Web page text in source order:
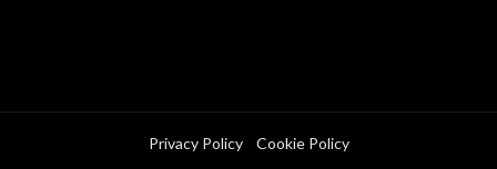
Privacy Policy Cookie Policy